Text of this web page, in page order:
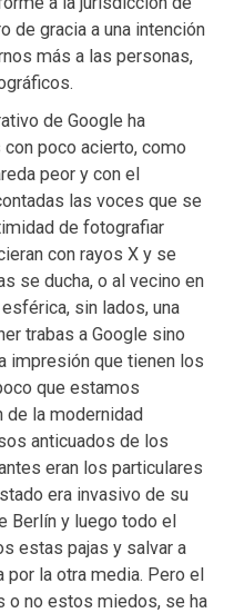
de gracia a una intención
más a las personas,
de Google ha
poco acierto, como
peor y con el
las voces que se
de fotografiar
con rayos X y se
se ducha, o al vecino en
sin lados, una
trabas a Google sino
impresión que tienen los
que estamos
de la modernidad
anticuados de los
eran los particulares
era invasivo de su
Berlín y luego todo el
estas pajas y salvar a
por la otra media. Pero el
o no estos miedos, se ha